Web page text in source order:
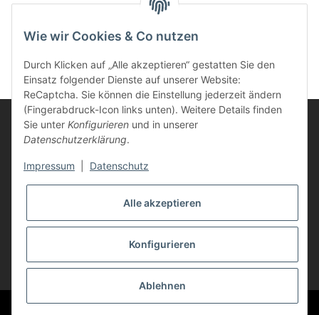
Life-Ink Toner LIOK432BK-
45807106, 45807102)
69,95 €*
Kunden Service
* Alle Preise inkl. gesetzlicher USt., zzgl.Versand
© Life-Ink
Wie wir Cookies & Co nutzen
Durch Klicken auf „Alle akzeptieren“ gestatten Sie den
Einsatz folgender Dienste auf unserer Website:
ReCaptcha. Sie können die Einstellung jederzeit ändern
(Fingerabdruck-Icon links unten). Weitere Details finden
Sie unter Konfigurieren und in unserer
Datenschutzerklärung.
Impressum Datenschutz
Alle akzeptieren
Konfigurieren
Ablehnen